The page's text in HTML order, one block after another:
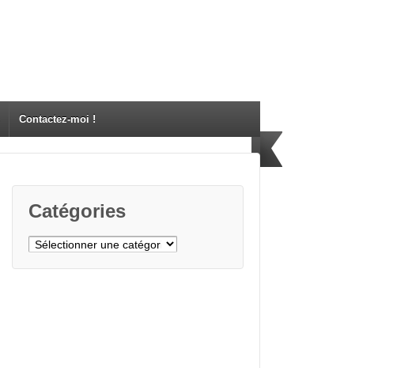
Contactez-moi !
Catégories
Catégories